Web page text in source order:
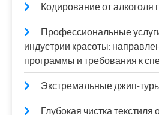
Кодирование от алкоголя
Профессиональные
индустрии красоты:
программы и требования к
Экстремальные джип-
Глубокая чистка текстиля